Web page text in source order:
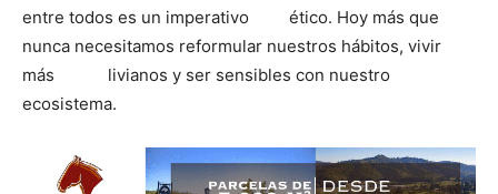
entre todos es un imperativo ético. Hoy más que
nunca necesitamos reformular nuestros hábitos, vivir
más livianos y ser sensibles con nuestro
ecosistema.